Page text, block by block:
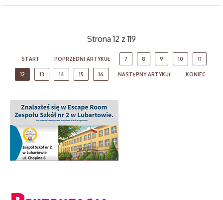
Strona 12 z 119
START POPRZEDNI ARTYKUŁ 7 8 9 10 11
12 13 14 15 16 NASTĘPNY ARTYKUŁ KONIEC